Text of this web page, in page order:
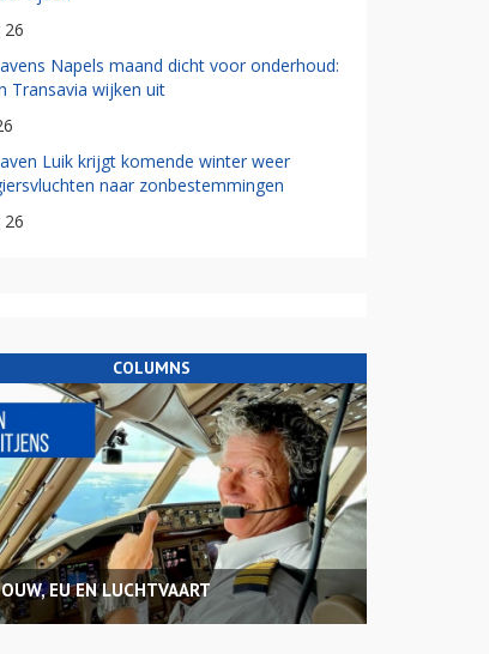
26
Napels maand dicht voor onderhoud:
Transavia wijken uit
Luik krijgt komende winter weer
naar zonbestemmingen
26
COLUMNS
EU EN LUCHTVAART